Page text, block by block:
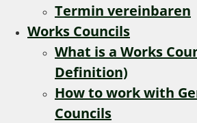
Termin vereinbaren
Works Councils
What is a Works
Definition)
How to work with
Councils